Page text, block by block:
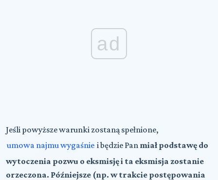
ad
Jeśli powyższe warunki zostaną spełnione,
umowa najmu wygaśnie i będzie Pan miał podstawę do
wytoczenia pozwu o eksmisję i ta eksmisja zostanie
orzeczona. Późniejsze (np. w trakcie postępowania